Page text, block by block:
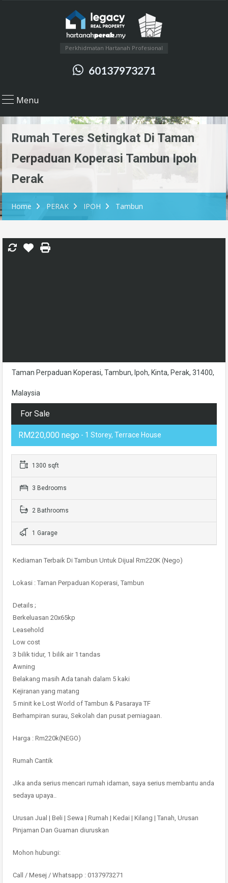
Perkhidmatan Hartanah Profesional
60137973271
Menu
Rumah Teres Setingkat Di Taman
Perpaduan Koperasi Tambun Ipoh
Perak
Home PERAK IPOH Tambun
Taman Perpaduan Koperasi, Tambun, Ipoh, Kinta, Perak, 31400,
Malaysia
For Sale
RM220,000 nego - 1 Storey, Terrace House
1300 sqft
3 Bedrooms
2 Bathrooms
1 Garage
Kediaman Terbaik Di Tambun Untuk Dijual Rm220K (Nego)
Lokasi : Taman Perpaduan Koperasi, Tambun
Details ;
Berkeluasan 20x65kp
Leasehold
Low cost
3 bilik tidur, 1 bilik air 1 tandas
Awning
Belakang masih Ada tanah dalam 5 kaki
Kejiranan yang matang
5 minit ke Lost World of Tambun & Pasaraya TF
Berhampiran surau, Sekolah dan pusat perniagaan.
Harga : Rm220k(NEGO)
Rumah Cantik
Jika anda serius mencari rumah idaman, saya serius membantu anda
sedaya upaya..
Urusan Jual | Beli | Sewa | Rumah | Kedai | Kilang | Tanah, Urusan
Pinjaman Dan Guaman diuruskan
Mohon hubungi:
Call / Mesej / Whatsapp : 0137973271